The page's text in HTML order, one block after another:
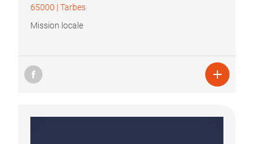
65000 | Tarbes
Mission locale
